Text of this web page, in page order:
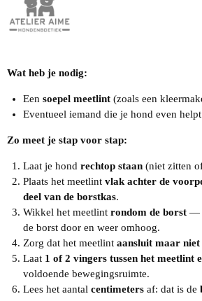
Wat heb je nodig:
Een soepel meetlint(zoals een
Eventueel iemand die je hond even
Zo meet je stap voor stap:
Laat je hond rechtop staan(niet zitten
Plaats het meetlint vlak achter de
deel van de borstkas.
Wikkel het meetlint rondom de borst—
de borst door en weer omhoog.
Zorg dat het meetlint aansluit maar
Laat 1 of 2 vingers tussen het meetlint
voldoende bewegingsruimte.
Lees het aantal centimetersaf: dat is de